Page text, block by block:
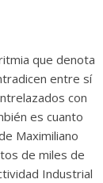
que denota
entre sí
con
es cuanto
Maximiliano
de miles de
Industrial